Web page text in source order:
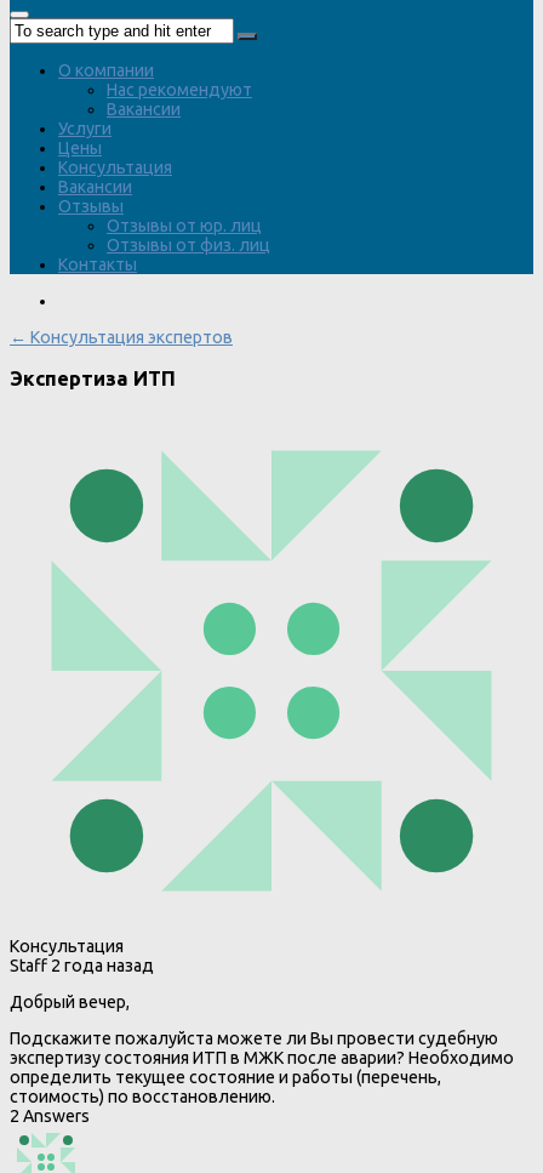
О компании
Нас рекомендуют
Вакансии
Услуги
Цены
Консультация
Вакансии
Отзывы
Отзывы от юр. лиц
Отзывы от физ. лиц
Контакты
← Консультация экспертов
Экспертиза ИТП
Консультация
Staff 2 года назад
Добрый вечер,
Подскажите пожалуйста можете ли Вы провести судебную
экспертизу состояния ИТП в МЖК после аварии? Необходимо
определить текущее состояние и работы (перечень,
стоимость) по восстановлению.
2 Answers